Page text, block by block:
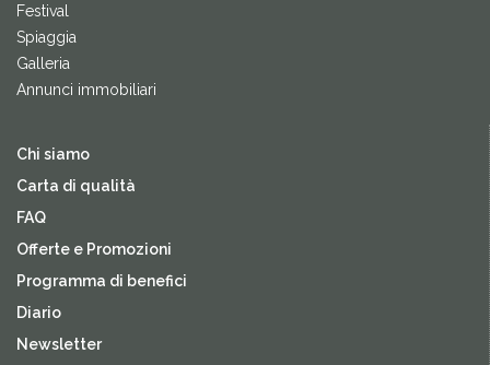
Festival
Spiaggia
Galleria
Annunci immobiliari
Chi siamo
Carta di qualità
FAQ
Offerte e Promozioni
Programma di benefici
Diario
Newsletter